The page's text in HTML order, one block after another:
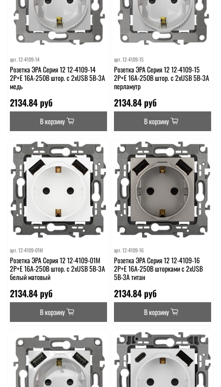
арт.12-4109-14
Розетка ЭРА Серия 12 12-4109-14
2P+E 16A-250В штор. с 2xUSB 5В-3А
медь
2134.84 руб
В корзину
арт. 12-4109-15
Розетка ЭРА Серия 12 12-4109-15
2P+E 16A-250В штор. с 2xUSB 5В-3А
перламутр
2134.84 руб
В корзину
арт.12-4109-01М
Розетка ЭРА Серия 12 12-4109-01М
2P+E 16A-250В штор. с 2xUSB 5В-3А
белый матовый
2134.84 руб
В корзину
арт.12-4109-16
Розетка ЭРА Серия 12 12-4109-16
2P+E 16A-250В шторками с 2xUSB
5В-3А титан
2134.84 руб
В корзину